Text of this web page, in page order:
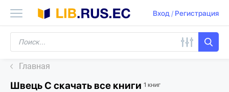
Вход/ Регистрация
Главная
Швець С скачать все книги 1 книг